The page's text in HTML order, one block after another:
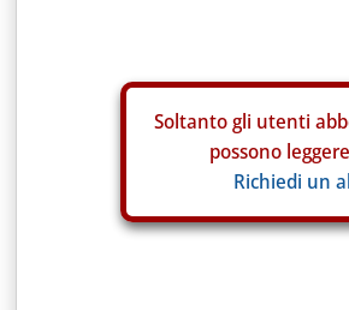
Soltanto gli utenti
possono
Richiedi un